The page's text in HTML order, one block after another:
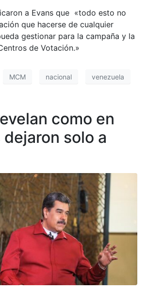
a Evans que «todo esto no
que hacerse de cualquier
gestionar para la campaña y la
de Votación.»
MCM nacional venezuela
como en
solo a